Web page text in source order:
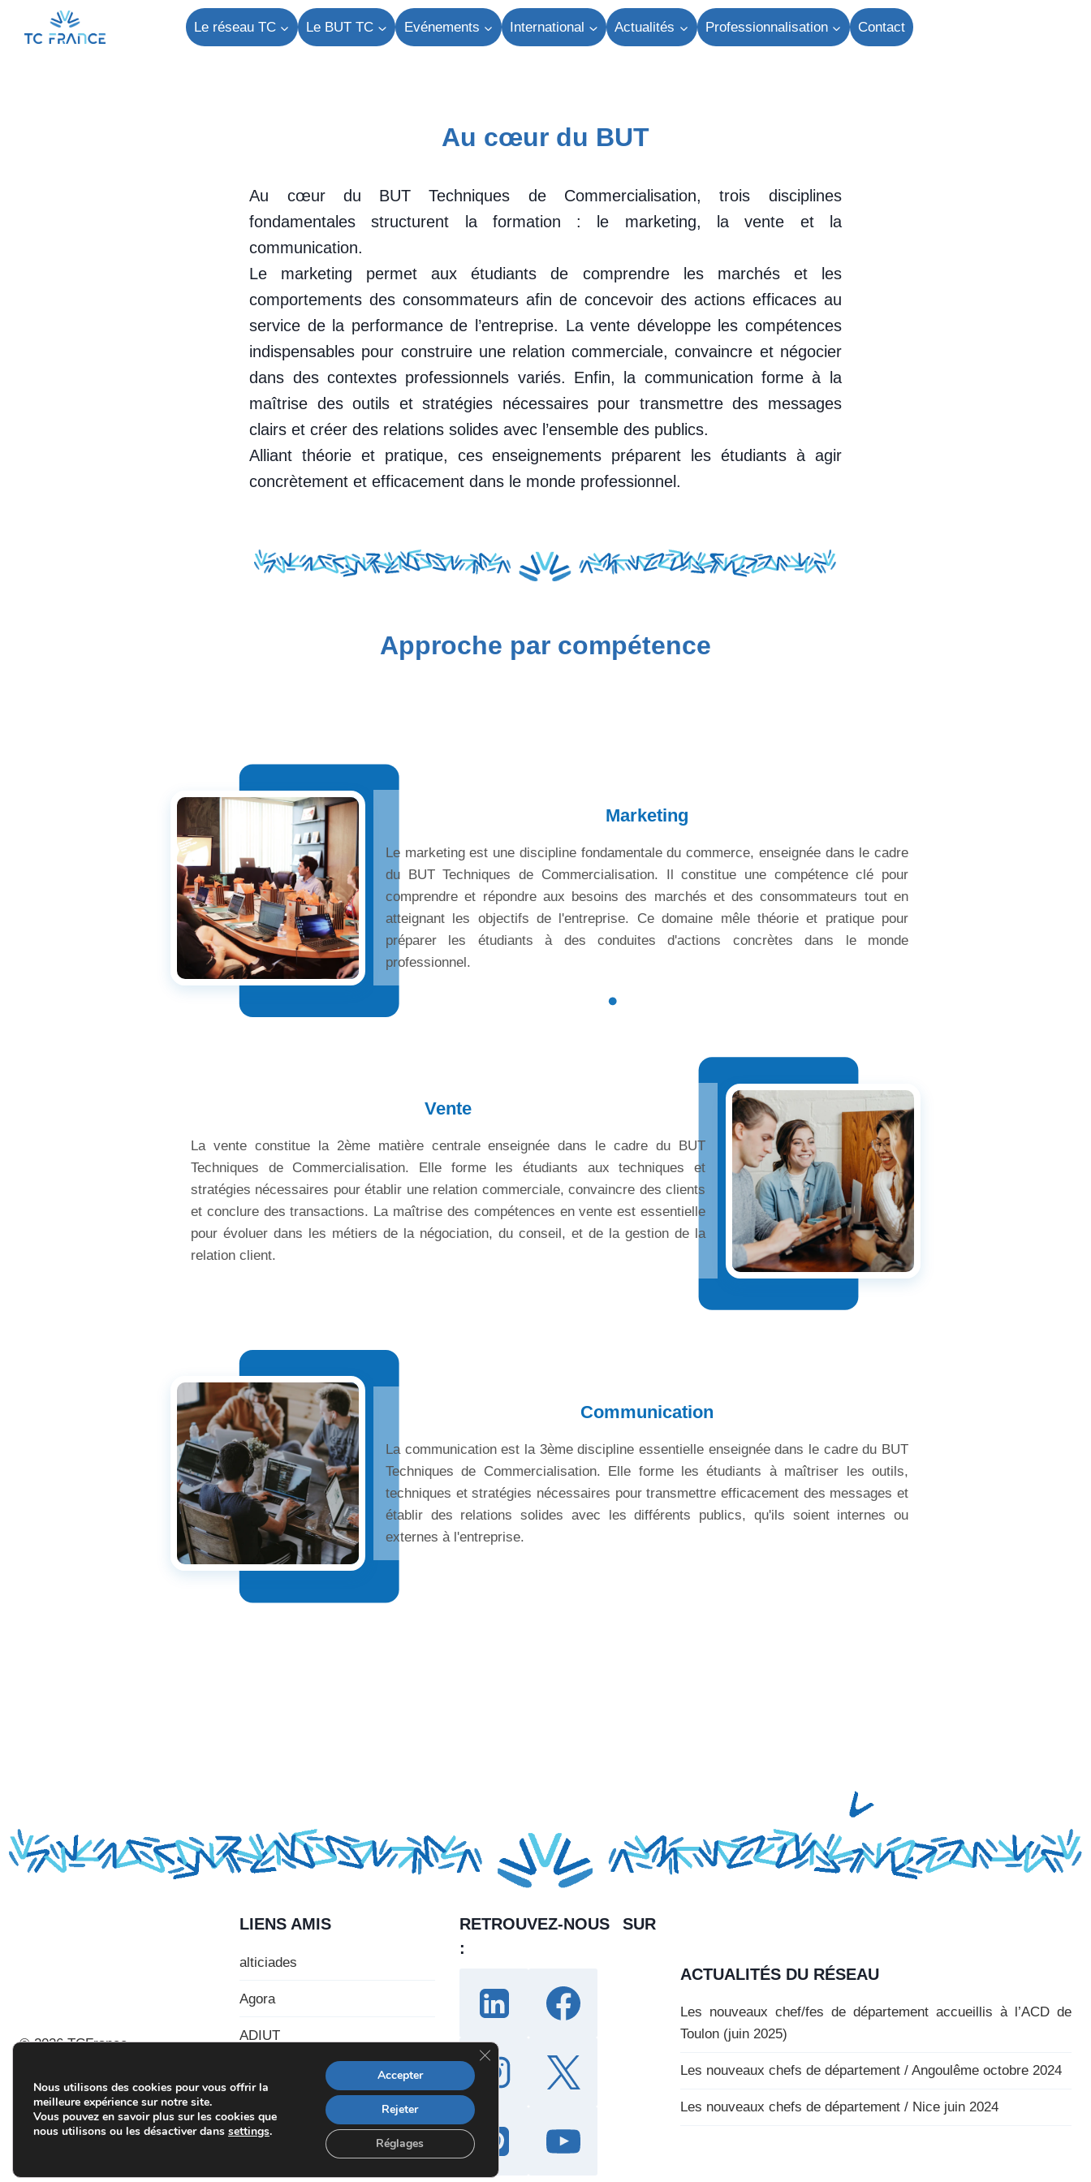
Le réseau TC Le BUT TC Evénements International Actualités Professionnalisation Contact
Au cœur du BUT
Au cœur du BUT Techniques de Commercialisation, trois disciplines
fondamentales structurent la formation : le marketing, la vente et la
communication.
Le marketing permet aux étudiants de comprendre les marchés et les
comportements des consommateurs afin de concevoir des actions efficaces au
service de la performance de l’entreprise. La vente développe les compétences
indispensables pour construire une relation commerciale, convaincre et négocier
dans des contextes professionnels variés. Enfin, la communication forme à la
maîtrise des outils et stratégies nécessaires pour transmettre des messages
clairs et créer des relations solides avec l’ensemble des publics.
Alliant théorie et pratique, ces enseignements préparent les étudiants à agir
concrètement et efficacement dans le monde professionnel.
Approche par compétence
Marketing
Le marketing est une discipline fondamentale du commerce, enseignée dans le cadre
du BUT Techniques de Commercialisation. Il constitue une compétence clé pour
comprendre et répondre aux besoins des marchés et des consommateurs tout en
atteignant les objectifs de l'entreprise. Ce domaine mêle théorie et pratique pour
préparer les étudiants à des conduites d'actions concrètes dans le monde
professionnel.
Vente
La vente constitue la 2ème matière centrale enseignée dans le cadre du BUT
Techniques de Commercialisation. Elle forme les étudiants aux techniques et
stratégies nécessaires pour établir une relation commerciale, convaincre des clients
et conclure des transactions. La maîtrise des compétences en vente est essentielle
pour évoluer dans les métiers de la négociation, du conseil, et de la gestion de la
relation client.
Communication
La communication est la 3ème discipline essentielle enseignée dans le cadre du BUT
Techniques de Commercialisation. Elle forme les étudiants à maîtriser les outils,
techniques et stratégies nécessaires pour transmettre efficacement des messages et
établir des relations solides avec les différents publics, qu'ils soient internes ou
externes à l'entreprise.
© 2026 TCFrance
LIENS AMIS
alticiades
Agora
ADIUT
RETROUVEZ-NOUS SUR
:
ACTUALITÉS DU RÉSEAU
Les nouveaux chef/fes de département accueillis à l’ACD de
Toulon (juin 2025)
Les nouveaux chefs de département / Angoulême octobre 2024
Les nouveaux chefs de département / Nice juin 2024
Nous utilisons des cookies pour vous offrir la
meilleure expérience sur notre site.
Vous pouvez en savoir plus sur les cookies que
nous utilisons ou les désactiver dans settings.
Accepter
Rejeter
Réglages
F